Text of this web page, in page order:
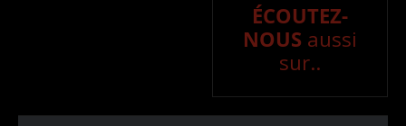
ÉCOUTEZ-
NOUS aussi
sur..